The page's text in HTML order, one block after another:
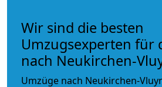
Wir sind die besten
Umzugsexperten für
nach Neukirchen-
Umzüge nach Neukirchen-